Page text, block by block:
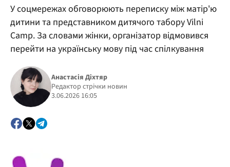
Політика
У соцмережах обговорюють переписку між матір'ю
дитини та представником дитячого табору Vilni
Camp. За словами жінки, організатор відмовився
перейти на українську мову під час спілкування
Анастасія Діхтяр
Редактор стрічки новин
3.06.2026 16:05